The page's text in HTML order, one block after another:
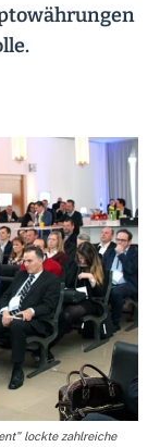
lockte zahlreiche